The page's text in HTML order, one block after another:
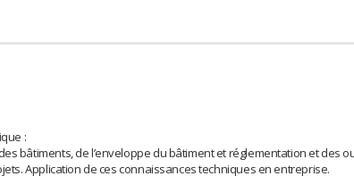
:
bâtiments, de l’enveloppe du bâtiment et réglementation et des
Application de ces connaissances techniques en entreprise.